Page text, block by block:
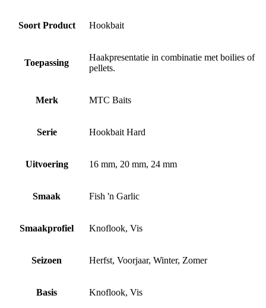
Soort Product Hookbait
Toepassing
Haakpresentatie in combinatie met boilies of
pellets.
Merk MTC Baits
Serie Hookbait Hard
Uitvoering 16 mm, 20 mm, 24 mm
Smaak Fish 'n Garlic
Smaakprofiel Knoflook, Vis
Seizoen Herfst, Voorjaar, Winter, Zomer
Basis Knoflook, Vis